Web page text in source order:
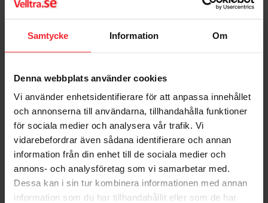
Samtycke Information Om
Denna webbplats använder cookies
Vi använder enhetsidentifierare för att anpassa innehållet
och annonserna till användarna, tillhandahålla funktioner
för sociala medier och analysera vår trafik. Vi
vidarebefordrar även sådana identifierare och annan
information från din enhet till de sociala medier och
annons- och analysföretag som vi samarbetar med.
Dessa kan i sin tur kombinera informationen med annan
information som du har tillhandahållit eller som de har
Træskrue FZB
5,0x100mm 100stk Fast
279591
005243778
114